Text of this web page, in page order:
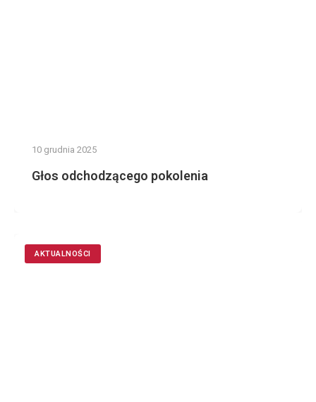
10 grudnia 2025
Głos odchodzącego pokolenia
AKTUALNOŚCI